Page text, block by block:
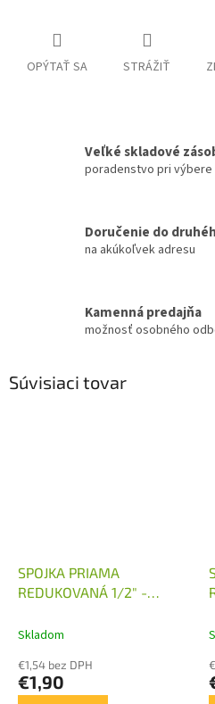
OPÝTAŤ SA STRÁŽIŤ
Veľké skladové
poradenstvo pri
Doručenie do
na akúkoľvek adresu
Kamenná predajňa
možnosť osobného
Súvisiaci tovar
SPOJKA PRIAMA
REDUKOVANÁ 1/2" -
Skladom
€1,54 bez DPH
€1,90